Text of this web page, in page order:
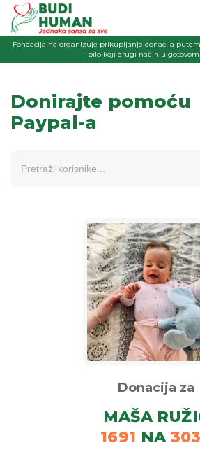
Fondacija ne organizuje prikupljanje donacija
bilo koji drugi način u gotovom
Donirajte pomoću
Paypal-a
Donacija za
MAŠA
1691 NA